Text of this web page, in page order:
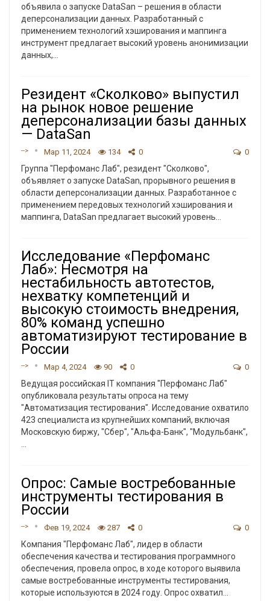
объявила о запуске DataSan – решения в области
деперсонализации данных. Разработанный с
применением технологий хэширования и маппинга
инструмент предлагает высокий уровень анонимизации
данных,
Резидент «Сколково» выпустил
на рынок новое решение
деперсонализации базы данных
— DataSan
--> Мар 11, 2024 134 0 0
Группа "Перфоманс Лаб", резидент "Сколково",
объявляет о запуске DataSan, прорывного решения в
области деперсонализации данных. Разработанное с
применением передовых технологий хэширования и
маппинга, DataSan предлагает высокий уровень…
Исследование «Перфоманс
Лаб»: Несмотря на
нестабильность автотестов,
нехватку компетенций и
высокую стоимость внедрения,
80% команд успешно
автоматизируют тестирование в
России
--> Мар 4, 2024 90 0 0
Ведущая российская IT компания "Перфоманс Лаб"
опубликовала результаты опроса на тему
"Автоматизация тестирования". Исследование охватило
423 специалиста из крупнейших компаний, включая
Московскую биржу, "Сбер", "Альфа-Банк", "Модульбанк",
Опрос: Самые востребованные
инструменты тестирования в
России
--> Фев 19, 2024 287 0 0
Компания "Перфоманс Лаб", лидер в области
обеспечения качества и тестирования программного
обеспечения, провела опрос, в ходе которого выявила
самые востребованные инструменты тестирования,
которые используются в 2024 году. Опрос охватил…